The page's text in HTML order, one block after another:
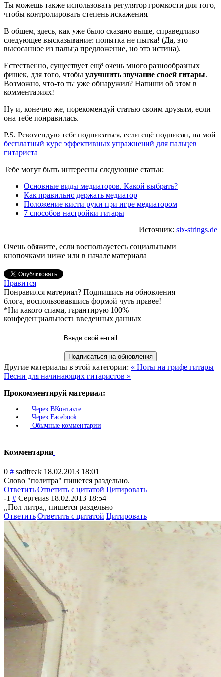
Ты можешь также использовать регулятор громкости для того,
чтобы контролировать степень искажения.
В общем, здесь, как уже было сказано выше, справедливо
следующее высказывание: попытка не пытка! (Да, это
высосанное из пальца предложение, но это истина).
Естественно, существует ещё очень много разнообразных
фишек, для того, чтобы улучшить звучание своей гитары.
Возможно, что-то ты уже обнаружил? Напиши об этом в
комментариях!
Ну и, конечно же, порекомендуй статью своим друзьям, если
она тебе понравилась.
P.S. Рекомендую тебе подписаться, если ещё подписан, на мой
бесплатный курс эффективных упражнений для пальцев
гитариста
Тебе могут быть интересны следующие статьи:
Основные виды медиаторов. Какой выбрать?
Как правильно держать медиатор
Положение кисти руки при игре медиатором
7 способов настройки гитары
Источник: six-strings.de
Очень обяжите, если воспользуетесь социальными
кнопочками ниже или в начале материала
Нравится
Понравился материал? Подпишись на обновления
блога, воспользовавшись формой чуть правее!
*Ни какого спама, гарантирую 100%
конфеденциальность введенных данных
Другие материалы в этой категории: « Ноты на грифе гитары
Песни для начинающих гитаристов »
Прокомментируй материал:
Через ВКонтакте
Через Facebook
Обычные комментарии
Комментарии
0 # sadfreak 18.02.2013 18:01
Слово "политра" пишется раздельно.
Ответить Ответить с цитатой Цитировать
-1 # Сергейas 18.02.2013 18:54
,,Пол литра,, пишется раздельно
Ответить Ответить с цитатой Цитировать